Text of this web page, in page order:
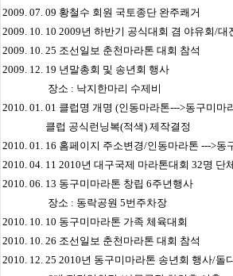
2009. 07. 09 황철수 회원 국토종단 완주쾌거
2009. 10. 10 2009년 하반기 공식대회 겸 야유회/
2009. 10. 25 조선일보 춘천마라톤 대회 참석
2009. 12. 19 년말총회 및 송년회 행사
장소 : 낙지한마리 수제비
2010. 01. 01 클럽명 개명 (인동마라톤--->동구미마
클럽 공식런닝복(적색) 제작결정
2010. 01. 16 홈페이지 주소변경/인동마라톤 --->동
2010. 04. 11 2010년 대구국제 마라톤대회 32명 단
2010. 06. 13 동구미마라톤 창립 6주년행사
장소 : 동락공원 5번주차장
2010. 10. 10 동구미마라톤 가족 체육대회
2010. 10. 26 조선일보 춘천마라톤 대회 참석
2010. 12. 25 2010년 동구미마라톤 송년회 행사/돌